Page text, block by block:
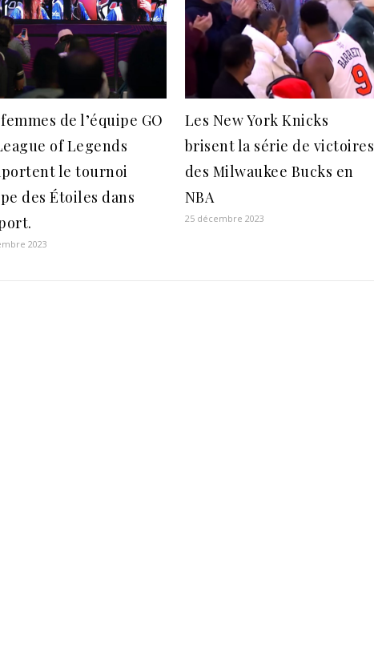
de l’équipe GO
of Legends
le tournoi
des Étoiles dans
2023
Les New York Knicks
brisent la série de victoires
des Milwaukee Bucks en
NBA
25 décembre 2023